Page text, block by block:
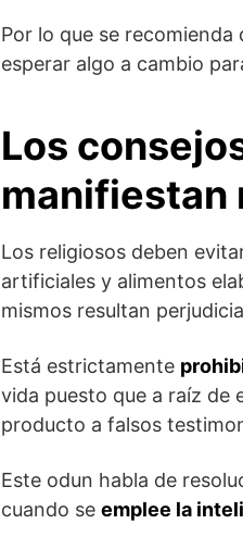
Por lo que se recomienda
esperar algo a cambio
Los
manifiestan
Los religiosos deben
artificiales y alimentos
mismos resultan
Está estrictamente
vida puesto que a raíz de
producto a falsos
Este odun habla de
cuando se emplee la